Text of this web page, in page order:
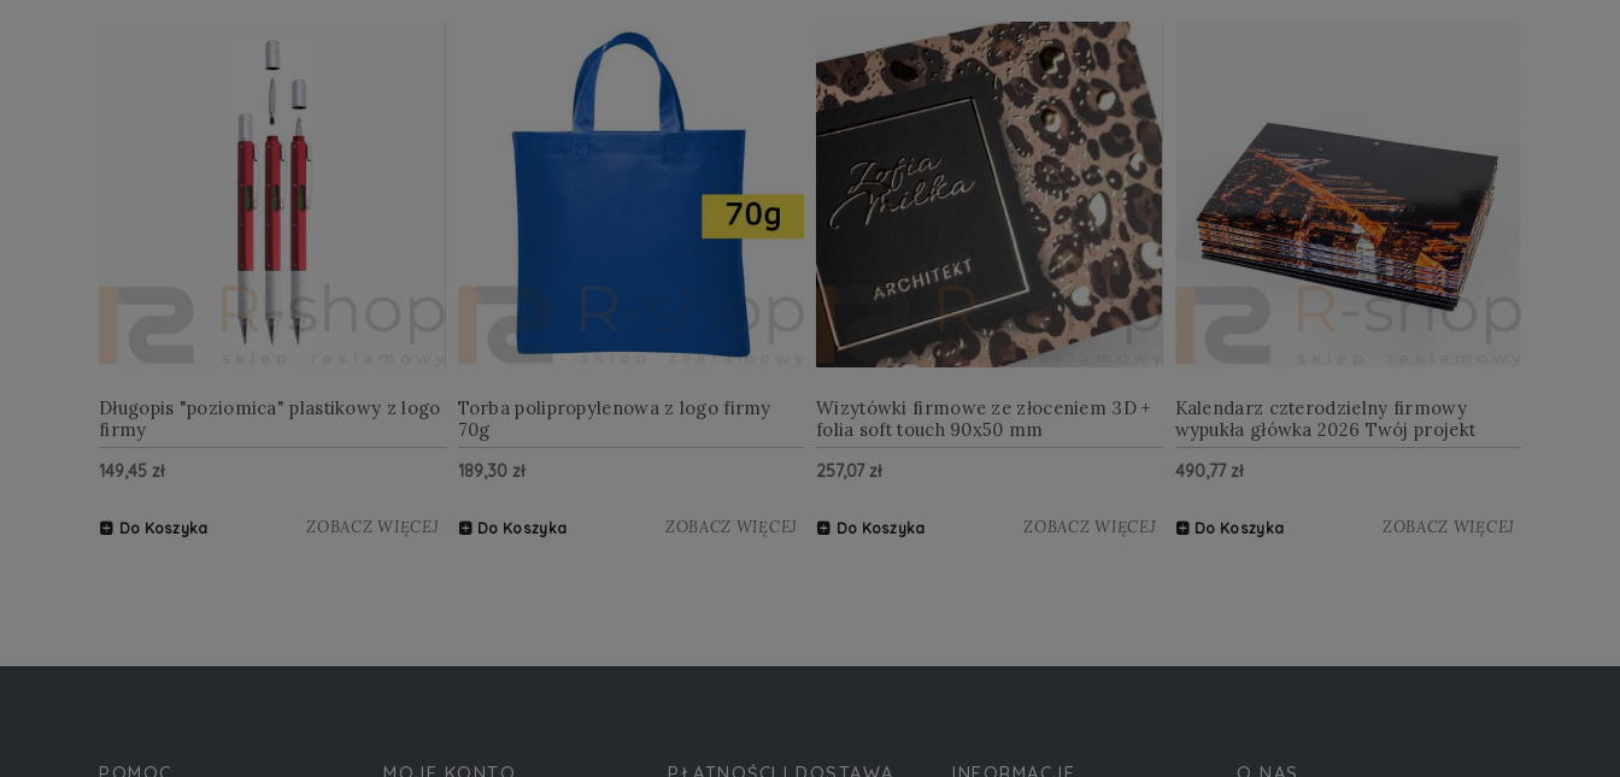
Długopis "poziomica" plastikowy z logo
firmy
149,45 zł
Do Koszyka ZOBACZ WIĘCEJ
Torba polipropylenowa z logo firmy
70g
189,30 zł
Do Koszyka ZOBACZ WIĘCEJ
Wizytówki firmowe ze złoceniem 3D +
folia soft touch 90x50 mm
257,07 zł
Do Koszyka ZOBACZ WIĘCEJ
Kalendarz czterodzielny firmowy
wypukła główka 2026 Twój projekt
490,77 zł
Do Koszyka ZOBACZ WIĘCEJ